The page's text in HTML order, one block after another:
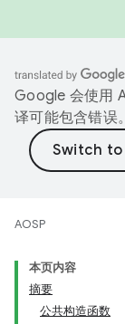
Google 会使用
译可能包含错误。
AOSP
本页内容
摘要
公共构造函数